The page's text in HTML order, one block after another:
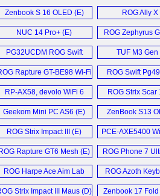
Laptop (E)
Zenbook S 16 OLED (E) ROG Ally X
NUC 14 Pro+ (E)
ROG Zephyrus
Gaming
PG32UCDM ROG Swift
Oled (E)
TUF M3 Gen
Rapture GT-BE98 Wi-Fi
7 (E)
ROG Swift
RP-AX58, devolo WiFi 6
Repeater 5400, AVM
FRITZ!Repeater 6000
Repeater (D)
ROG Strix Scar
Laptop
Geekom Mini PC AS6 (E) ZenBook S13
ROG Strix Impact III (E) PCE-AXE5400
ROG Rapture GT6 Mesh (E) ROG Phone 7
ROG Harpe Ace Aim Lab
Edition (E)
ROG Azoth
Strix Impact III Maus (D) Zenbook 17